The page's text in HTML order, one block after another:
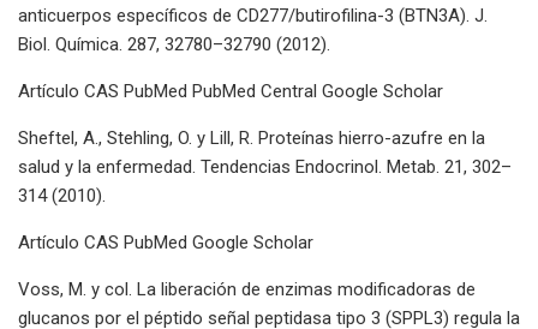
anticuerpos específicos de CD277/butirofilina-3 (BTN3A). J.
Biol. Química. 287, 32780–32790 (2012).
Artículo CAS PubMed PubMed Central Google Scholar
Sheftel, A., Stehling, O. y Lill, R. Proteínas hierro-azufre en la
salud y la enfermedad. Tendencias Endocrinol. Metab. 21, 302–
314 (2010).
Artículo CAS PubMed Google Scholar
Voss, M. y col. La liberación de enzimas modificadoras de
glucanos por el péptido señal peptidasa tipo 3 (SPPL3) regula la